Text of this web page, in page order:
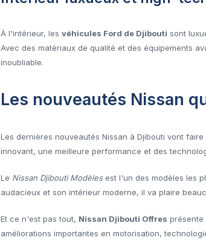
À l'intérieur, les véhicules Ford de Djibouti sont
Avec des matériaux de qualité et des équipements
inoubliable.
Les nouveautés Nissan
Les dernières nouveautés Nissan à Djibouti vont
innovant, une meilleure performance et des
Le Nissan Djibouti Modèlesest l'un des modèles les
audacieux et son intérieur moderne, il va plaire
Et ce n'est pas tout, Nissan Djibouti Offres présente
améliorations importantes en motorisation,